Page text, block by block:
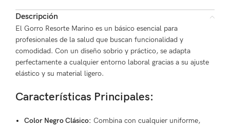
Descripción
El Gorro Resorte Marino es un básico esencial para
profesionales de la salud que buscan funcionalidad y
comodidad. Con un diseño sobrio y práctico, se adapta
perfectamente a cualquier entorno laboral gracias a su ajuste
elástico y su material ligero.
Características Principales:
Color Negro Clásico: Combina con cualquier uniforme,